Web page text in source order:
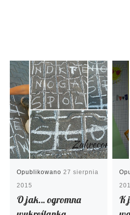
Opublikowano 27 sierpnia
2015
O jak… ogromna
K